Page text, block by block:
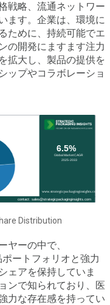
戦略、流通ネットワー
ます。企業は、環境に
ために、持続可能でエ
の開発にますます注力
拡大し、製品の提供を
ップやコラボレーショ
Distribution
ヤーの中で、
ートフォリオと強力
ェアを保持していま
ンで知られており、医
力な存在感を持ってい